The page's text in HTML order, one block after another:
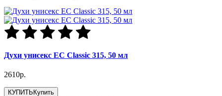
Духи унисекс EC Classic 315, 50 мл
2610р.
КУПИТЬ Купить